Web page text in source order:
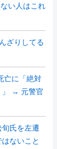
い人はこれ
ざりしてる
亡に「絶対
」 → 元警官
旬氏を左遷
ないこと